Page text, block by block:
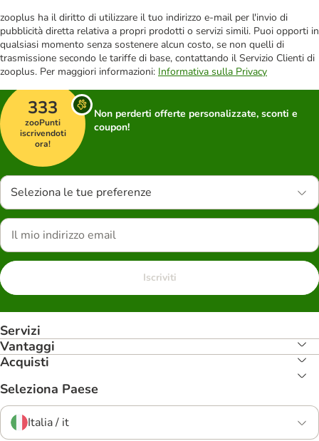
zooplus ha il diritto di utilizzare il tuo indirizzo e-mail per l'invio di
pubblicità diretta relativa a propri prodotti o servizi simili. Puoi opporti in
qualsiasi momento senza sostenere alcun costo, se non quelli di
trasmissione secondo le tariffe di base, contattando il Servizio Clienti di
zooplus. Per maggiori informazioni: Informativa sulla Privacy
333
zooPunti
iscrivendoti
ora!
Non perderti offerte personalizzate, sconti e
coupon!
Seleziona le tue preferenze
Iscriviti
Servizi
Vantaggi
Acquisti
Seleziona Paese
Italia / it